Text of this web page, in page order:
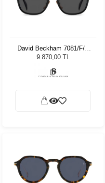
David Beckham 7081/F/S
Unisex Güneş Gözlüğü
9.870,00 TL